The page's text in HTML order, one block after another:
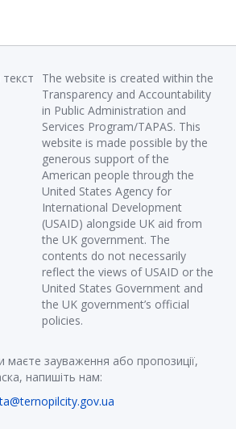
The website is created within the
Transparency and Accountability
in Public Administration and
Services Program/TAPAS. This
website is made possible by the
generous support of the
American people through the
United States Agency for
International Development
(USAID) alongside UK aid from
the UK government. The
contents do not necessarily
reflect the views of USAID or the
United States Government and
the UK government’s official
policies.
маєте зауваження або пропозиції,
напишіть нам: